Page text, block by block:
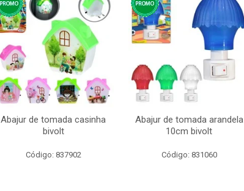
Abajur de tomada casinha
bivolt
Código: 837902
Abajur de tomada arandela
10cm bivolt
Código: 831060